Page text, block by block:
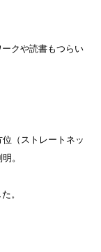
クや読書もつらい
（ストレートネッ
。
。